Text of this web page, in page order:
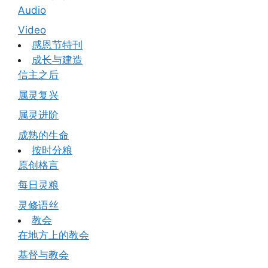
Audio
Video
感恩节特刊
成长与建造
信主之后
属灵复兴
属灵进阶
成熟的生命
按时分粮
原创格言
每日灵粮
灵修语丝
教会
在地方上的教会
基督与教会